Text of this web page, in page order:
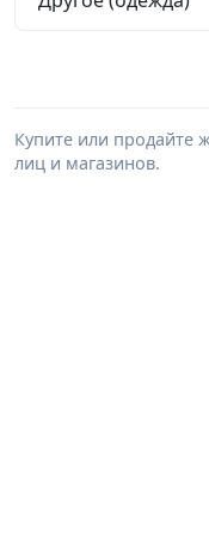
Купите или продайте
лиц и магазинов.